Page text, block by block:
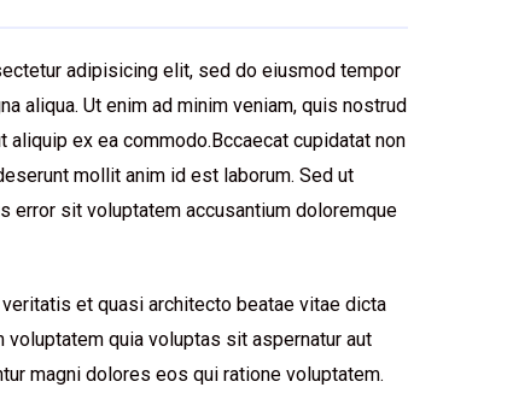
adipisicing elit, sed do eiusmod tempor
aliqua. Ut enim ad minim veniam, quis nostrud
ex ea commodo.Bccaecat cupidatat non
mollit anim id est laborum. Sed ut
error sit voluptatem accusantium doloremque
et quasi architecto beatae vitae dicta
voluptatem quia voluptas sit aspernatur aut
magni dolores eos qui ratione voluptatem.